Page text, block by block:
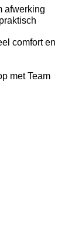
afwerking
comfort en
met Team